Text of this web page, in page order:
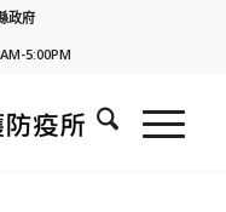
政府
5:00PM